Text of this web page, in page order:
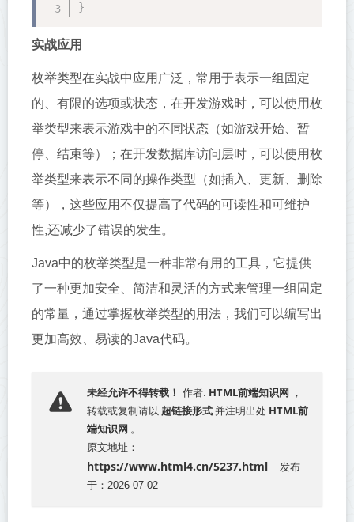
}
实战应用
枚举类型在实战中应用广泛，常用于表示一组固定
的、有限的选项或状态，在开发游戏时，可以使用枚
举类型来表示游戏中的不同状态（如游戏开始、暂
停、结束等）；在开发数据库访问层时，可以使用枚
举类型来表示不同的操作类型（如插入、更新、删除
等），这些应用不仅提高了代码的可读性和可维护
性,还减少了错误的发生。
Java中的枚举类型是一种非常有用的工具，它提供
了一种更加安全、简洁和灵活的方式来管理一组固定
的常量，通过掌握枚举类型的用法，我们可以编写出
更加高效、易读的Java代码。
未经允许不得转载！ 作者: HTML前端知识网 ，
转载或复制请以 超链接形式 并注明出处 HTML前
端知识网 。
原文地址：
https://www.html4.cn/5237.html
发布
于：2026-07-02